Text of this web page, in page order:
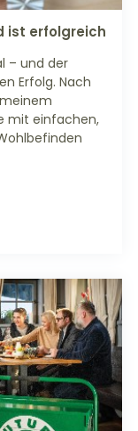
ist erfolgreich
– und der
Erfolg. Nach
mit einfachen,